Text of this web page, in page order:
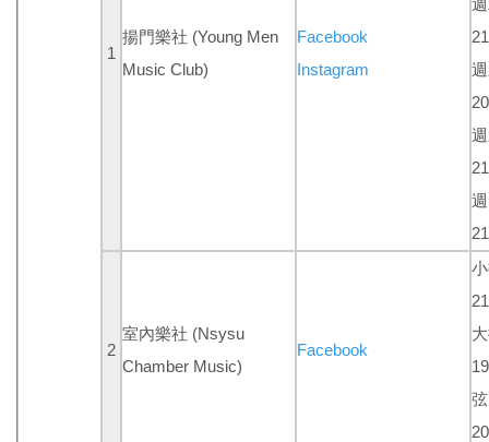
1
揚門樂社 (Young Men
Music Club)
Facebook
Instagram
2
室內樂社 (Nsysu
Chamber Music)
Facebook